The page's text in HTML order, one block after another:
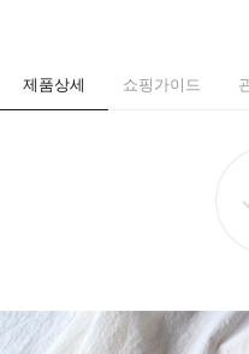
제품상세 쇼핑가이드